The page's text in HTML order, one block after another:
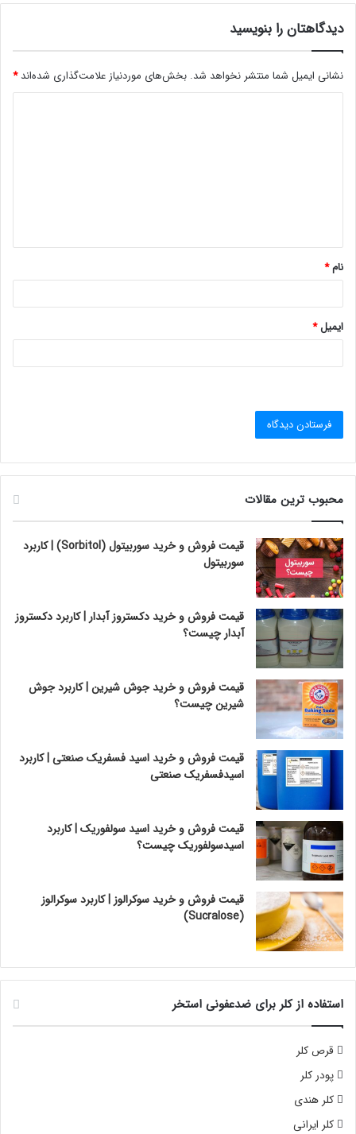
دیدگاهتان را بنویسید
نشانی ایمیل شما منتشر نخواهد شد. بخش‌های موردنیاز علامت‌گذاری شده‌اند*
*
نام*
ایمیل*
محبوب ترین مقالات
قیمت فروش و خرید سوربیتول (Sorbitol) | کاربرد
سوربیتول
قیمت فروش و خرید دکستروز آبدار | کاربرد دکستروز
آبدار چیست؟
قیمت فروش و خرید جوش شیرین | کاربرد جوش
شیرین چیست؟
قیمت فروش و خرید اسید فسفریک صنعتی | کاربرد
اسیدفسفریک صنعتی
قیمت فروش و خرید اسید سولفوریک | کاربرد
اسیدسولفوریک چیست؟
قیمت فروش و خرید سوکرالوز | کاربرد سوکرالوز
(Sucralose)
استفاده از کلر برای ضدعفونی استخر
قرص کلر
پودر کلر
کلر هندی
کلر ایرانی